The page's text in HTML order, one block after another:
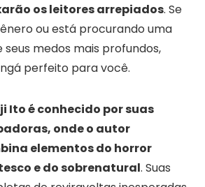
os leitores arrepiados. Se
ou está procurando uma
seus medos mais profundos,
perfeito para você.
Ito é conhecido por suas
onde o autor
elementos do horror
e do sobrenatural. Suas